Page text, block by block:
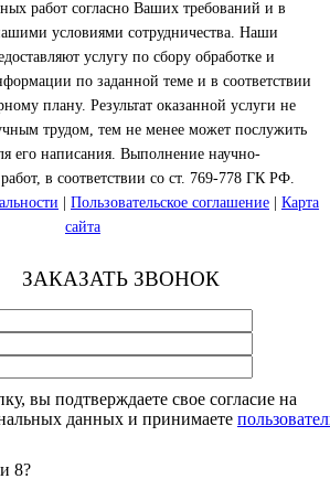
работ согласно Ваших требований и в
условиями сотрудничества. Наши
услугу по сбору обработке и
по заданной теме и в соответствии
плану. Результат оказанной услуги не
трудом, тем не менее может послужить
его написания. Выполнение научно-
работ, в соответствии со ст. 769-778 ГК РФ.
Пользовательское соглашение
Карта
сайта
ЗАКАЗАТЬ ЗВОНОК
вы подтверждаете свое согласие на
данных и принимаете
8?